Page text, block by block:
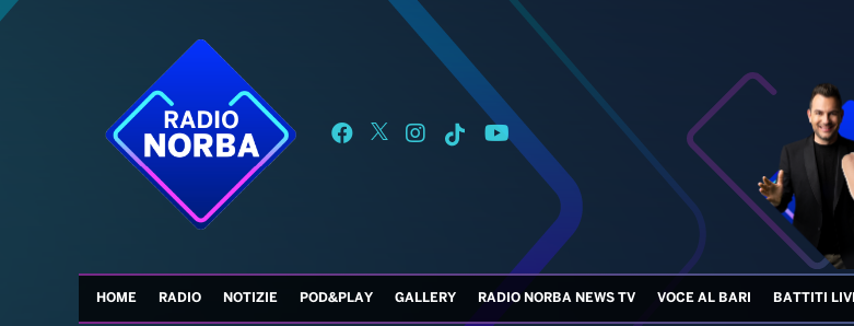
HOME RADIO NOTIZIE POD&PLAY GALLERY RADIO NORBA NEWS TV VOCE AL BARI BATTITI